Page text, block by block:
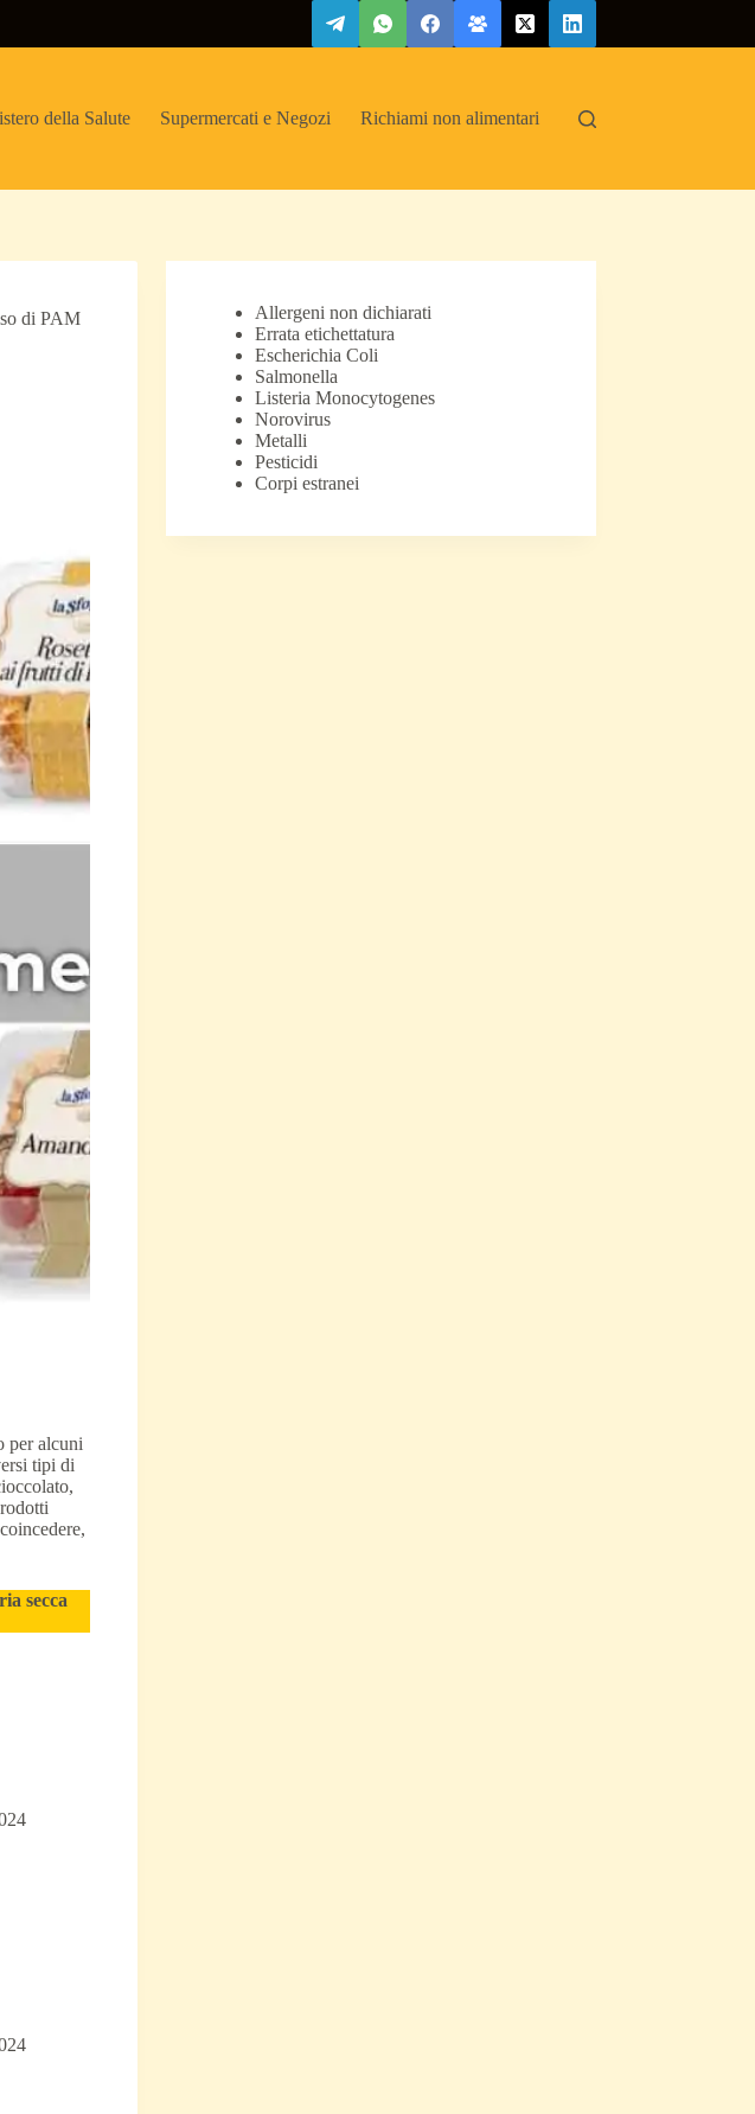
della Salute Supermercati e Negozi Richiami non alimentari
di PAM
per alcuni
tipi di
secca
Allergeni non dichiarati
Errata etichettatura
Escherichia Coli
Salmonella
Listeria Monocytogenes
Norovirus
Metalli
Pesticidi
Corpi estranei